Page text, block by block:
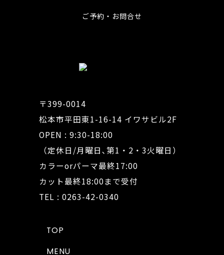
ご予約・お問合せ
〒399-0014
松本市平田東1-16-14 イワサビル2F
OPEN : 9:30-18:00
（定休日/月曜日､第1・2・3火曜日）
カラーorパーマ最終17:00
カット最終18:00まで受付
TEL : 0263-42-0340
TOP
MENU